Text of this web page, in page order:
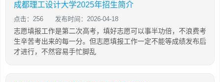
成都理工设计大学2025年招生简介
点击：256 发布时间：2026-04-18
志愿填报工作是第二次高考，填好志愿可以事半功倍，不浪费考
生辛苦考出来的每一分。但志愿填报工作一定不能等成绩发布后
才进行，不然容易手忙脚乱